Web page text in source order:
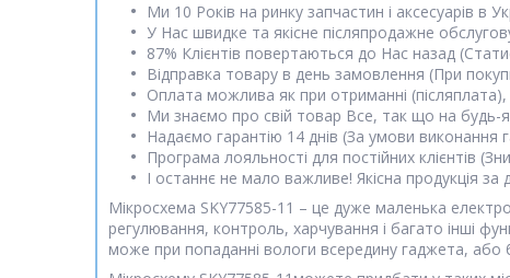
Ми 10 Років на ринку запчастин і аксесуарів в
У Нас швидке та якісне післяпродажне
87% Клієнтів повертаються до Нас назад
Відправка товару в день замовлення (При
Оплата можлива як при отриманні (післяплата),
Ми знаємо про свій товар Все, так що на будь-
Надаємо гарантію 14 днів (За умови виконання
Програма лояльності для постійних клієнтів
І останнє не мало важливе! Якісна продукція
Мікросхема SKY77585-11 – це дуже маленька
регулювання, контроль, харчування і багато інші
може при попаданні вологи всередину гаджета, або